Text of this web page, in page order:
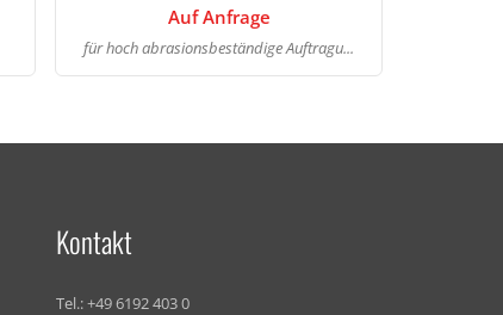
Auf Anfrage
für hoch abrasionsbeständige Auftragu...
Kontakt
Tel.:+49 6192 403 0